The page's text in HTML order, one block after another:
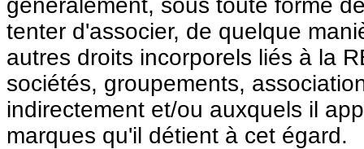
généralement, sous toute forme
tenter d'associer, de quelque
autres droits incorporels liés à la
sociétés, groupements,
indirectement et/ou auxquels il
marques qu'il détient à cet égard.